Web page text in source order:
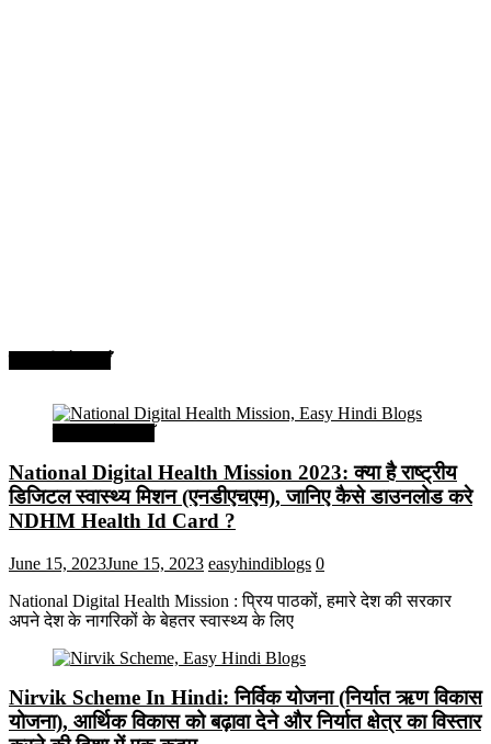
National Digital Health Mission 2023: क्या है राष्ट्रीय
डिजिटल स्वास्थ्य मिशन (एनडीएचएम), जानिए कैसे डाउनलोड करे
NDHM Health Id Card ?
June 15, 2023June 15, 2023 easyhindiblogs 0
National Digital Health Mission : प्रिय पाठकों, हमारे देश की सरकार
अपने देश के नागरिकों के बेहतर स्वास्थ्य के लिए
Nirvik Scheme In Hindi: निर्विक योजना (निर्यात ऋण विकास
योजना), आर्थिक विकास को बढ़ावा देने और निर्यात क्षेत्र का विस्तार